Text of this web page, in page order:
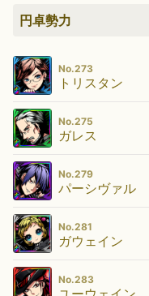
円卓勢力
No.273
トリスタン
No.275
ガレス
No.279
パーシヴァル
No.281
ガウェイン
No.283